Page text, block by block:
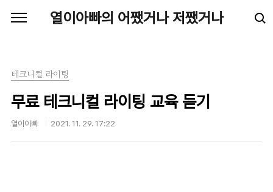
열이아빠의 어쨌거나 저쨌거나
테크니컬 라이팅
무료 테크니컬 라이팅 교육 듣기
열이아빠 2021. 11. 29. 17:22